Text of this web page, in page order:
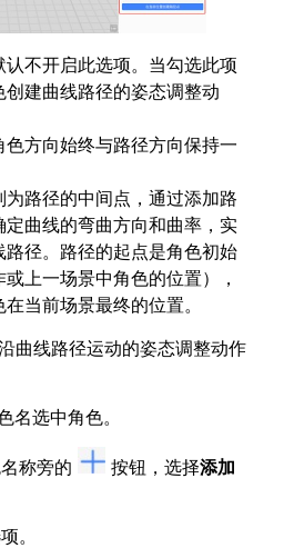
认不开启此选项。当勾选此项
创建曲线路径的姿态调整动
色方向始终与路径方向保持一
为路径的中间点，通过添加路
曲线的弯曲方向和曲率，实
径。路径的起点是角色初始
上一场景中角色的位置），
当前场景最终的位置。
曲线路径运动的姿态调整动作
名选中角色。
称旁的 按钮，选择添加
。